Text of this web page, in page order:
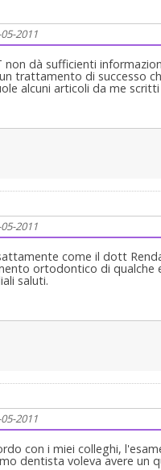
2011
non dà sufficienti
trattamento di successo
alcuni articoli da me
2011
come il dott
ortodontico di qualche
saluti.
2011
con i miei colleghi,
dentista voleva avere un